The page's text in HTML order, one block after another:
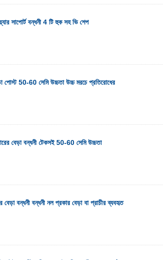
সাপোর্ট বন্ধনী 4 টি হুক সহ ভি শেপ
পোস্ট 50-60 সেমি উচ্চতা উচ্চ মরচে প্রতিরোধের
বেড়া বন্ধনী টেকসই 50-60 সেমি উচ্চতা
বন্ধনী বন্ধনী নল প্রকার বেড়া বা প্রাচীর ব্যবহৃত